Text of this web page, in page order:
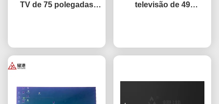
TV de 75 polegadas
televisão de 49